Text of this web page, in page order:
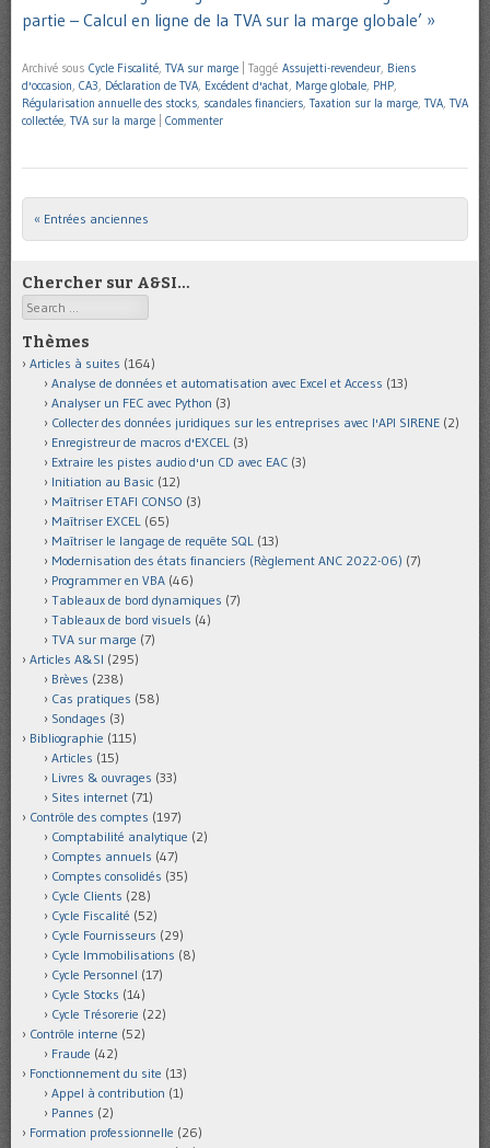
partie – Calcul en ligne de la TVA sur la marge globale’ »
Archivé sous Cycle Fiscalité, TVA sur marge Taggé Assujetti-revendeur, Biens
d'occasion, CA3, Déclaration de TVA, Excédent d'achat, Marge globale, PHP,
Régularisation annuelle des stocks, scandales financiers, Taxation sur la marge, TVA, TVA
collectée, TVA sur la marge Commenter
Post navigation
« Entrées anciennes
Chercher sur A&SI…
Search
Thèmes
Articles à suites (164)
Analyse de données et automatisation avec Excel et Access (13)
Analyser un FEC avec Python (3)
Collecter des données juridiques sur les entreprises avec l'API SIRENE (2)
Enregistreur de macros d'EXCEL (3)
Extraire les pistes audio d'un CD avec EAC (3)
Initiation au Basic (12)
Maîtriser ETAFI CONSO (3)
Maîtriser EXCEL (65)
Maîtriser le langage de requête SQL (13)
Modernisation des états financiers (Règlement ANC 2022-06) (7)
Programmer en VBA (46)
Tableaux de bord dynamiques (7)
Tableaux de bord visuels (4)
TVA sur marge (7)
Articles A&SI (295)
Brèves (238)
Cas pratiques (58)
Sondages (3)
Bibliographie (115)
Articles (15)
Livres & ouvrages (33)
Sites internet (71)
Contrôle des comptes (197)
Comptabilité analytique (2)
Comptes annuels (47)
Comptes consolidés (35)
Cycle Clients (28)
Cycle Fiscalité (52)
Cycle Fournisseurs (29)
Cycle Immobilisations (8)
Cycle Personnel (17)
Cycle Stocks (14)
Cycle Trésorerie (22)
Contrôle interne (52)
Fraude (42)
Fonctionnement du site (13)
Appel à contribution (1)
Pannes (2)
Formation professionnelle (26)